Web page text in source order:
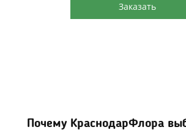
Заказать
Почему КраснодарФлора